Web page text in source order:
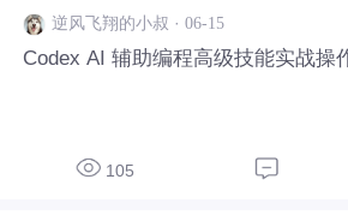
逆风飞翔的小叔 · 06-15
Codex AI 辅助编程高级技能实战操
105